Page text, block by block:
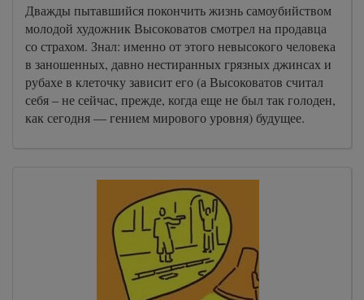
Дважды пытавшийся покончить жизнь самоубийством
молодой художник Высоковатов смотрел на продавца
со страхом. Знал: именно от этого невысокого человека
в заношенных, давно нестиранных грязных джинсах и
рубахе в клеточку зависит его (а Высоковатов считал
себя – не сейчас, прежде, когда еще не был так голоден,
как сегодня — гением мирового уровня) будущее.